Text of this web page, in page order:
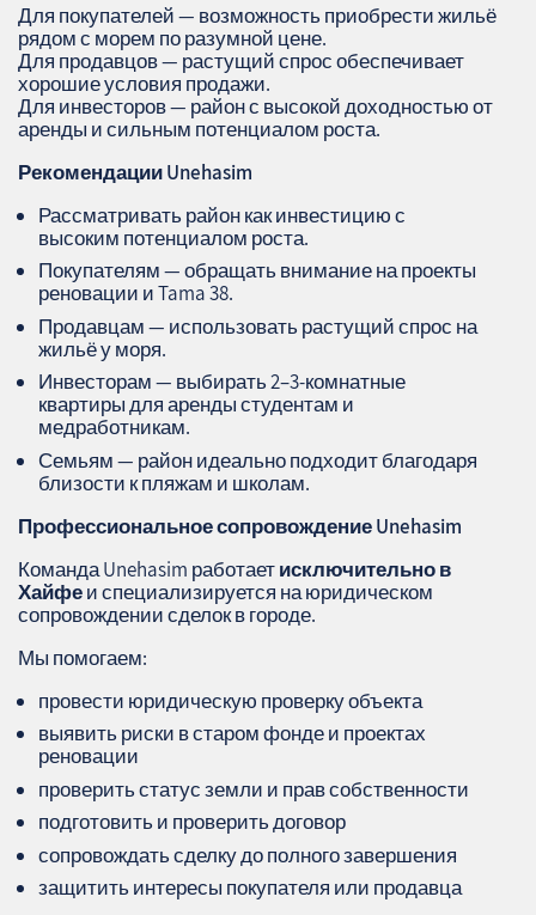
Для покупателей — возможность приобрести жильё
рядом с морем по разумной цене.
Для продавцов — растущий спрос обеспечивает
хорошие условия продажи.
Для инвесторов — район с высокой доходностью от
аренды и сильным потенциалом роста.
Рекомендации Unehasim
Рассматривать район как инвестицию с
высоким потенциалом роста.
Покупателям — обращать внимание на проекты
реновации и Tama 38.
Продавцам — использовать растущий спрос на
жильё у моря.
Инвесторам — выбирать 2–3‑комнатные
квартиры для аренды студентам и
медработникам.
Семьям — район идеально подходит благодаря
близости к пляжам и школам.
Профессиональное сопровождениеUnehasim
Команда Unehasim работаетисключительно в
Хайфеи специализируется на юридическом
сопровождении сделок в городе.
Мы помогаем:
провести юридическую проверку объекта
выявить риски в старом фонде и проектах
реновации
проверить статус земли и прав собственности
подготовить и проверить договор
сопровождать сделку до полного завершения
защитить интересы покупателя или продавца